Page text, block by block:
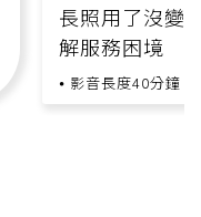
長照用了沒變
解服務困境
影音長度40分鐘